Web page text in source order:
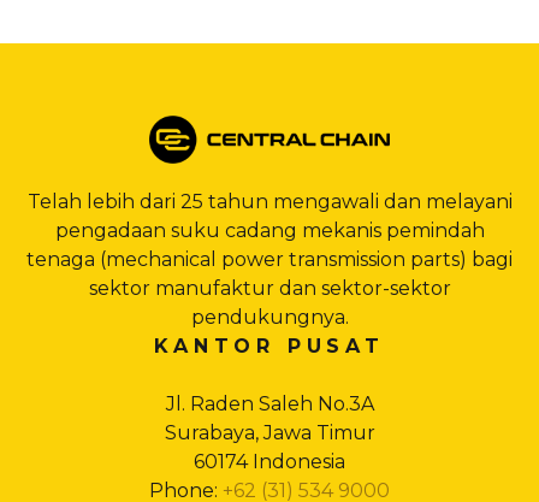
Telah lebih dari 25 tahun mengawali dan melayani
pengadaan suku cadang mekanis pemindah
tenaga (mechanical power transmission parts) bagi
sektor manufaktur dan sektor-sektor
pendukungnya.
KANTOR PUSAT
Jl. Raden Saleh No.3A
Surabaya, Jawa Timur
60174 Indonesia
Phone: +62 (31) 534 9000